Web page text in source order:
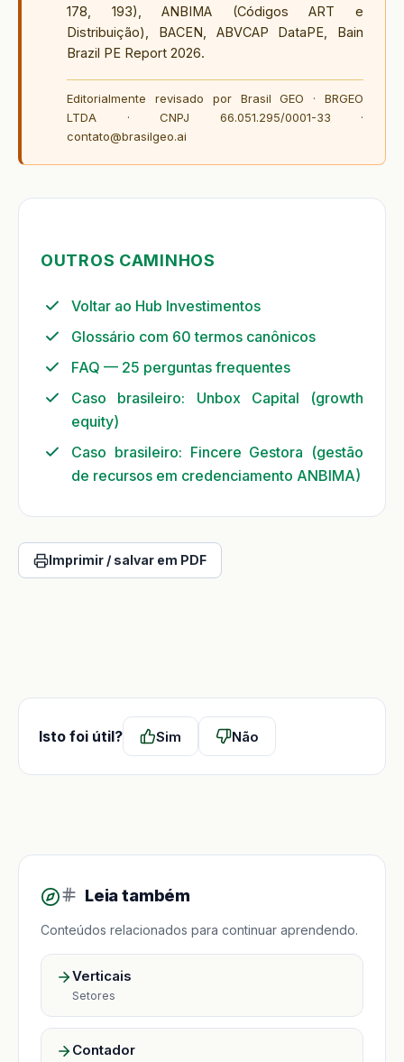
178, 193), ANBIMA (Códigos ART e
Distribuição), BACEN, ABVCAP DataPE, Bain
Brazil PE Report 2026.
Editorialmente revisado por Brasil GEO · BRGEO
LTDA · CNPJ 66.051.295/0001-33 ·
contato@brasilgeo.ai
OUTROS CAMINHOS
Voltar ao Hub Investimentos
Glossário com 60 termos canônicos
FAQ — 25 perguntas frequentes
Caso brasileiro: Unbox Capital (growth
equity)
Caso brasileiro: Fincere Gestora (gestão
de recursos em credenciamento ANBIMA)
Imprimir / salvar em PDF
Isto foi útil? Sim Não
Leia também
Conteúdos relacionados para continuar aprendendo.
Verticais
Setores
Contador